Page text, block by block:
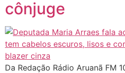
cônjuge
Da Redação Rádio Aruanã FM